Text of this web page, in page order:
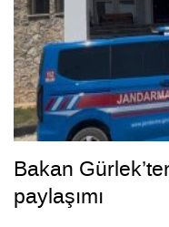
Bakan
paylaşımı